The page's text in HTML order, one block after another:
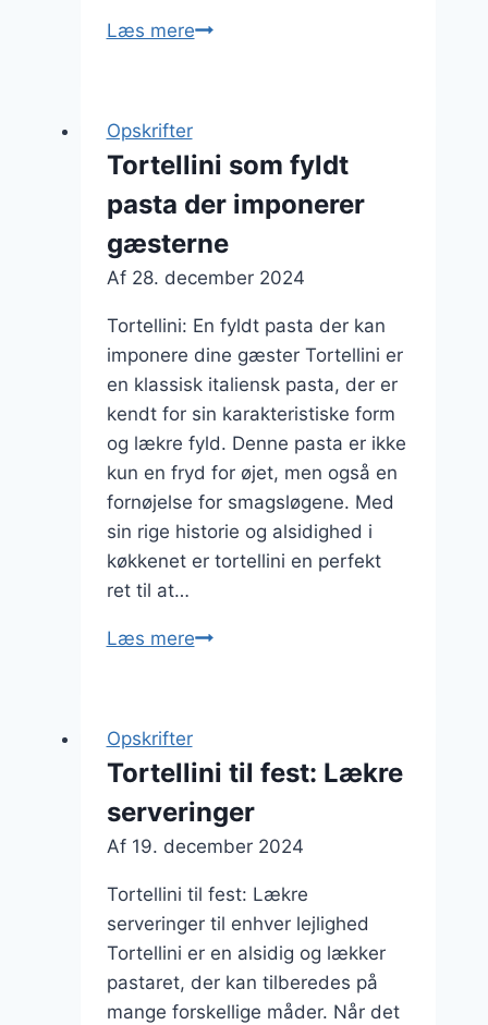
Læs mereTortellini
Opskrifter
Tortellini som fyldt
pasta der imponerer
gæsterne
Af 28. december 2024
Tortellini: En fyldt pasta der kan
imponere dine gæster Tortellini er
en klassisk italiensk pasta, der er
kendt for sin karakteristiske form
og lækre fyld. Denne pasta er ikke
kun en fryd for øjet, men også en
fornøjelse for smagsløgene. Med
sin rige historie og alsidighed i
køkkenet er tortellini en perfekt
ret til at…
Læs mereTortellini
imponerer
gæsterne
Opskrifter
Tortellini til fest: Lækre
serveringer
Af 19. december 2024
Tortellini til fest: Lækre
serveringer til enhver lejlighed
Tortellini er en alsidig og lækker
pastaret, der kan tilberedes på
mange forskellige måder. Når det